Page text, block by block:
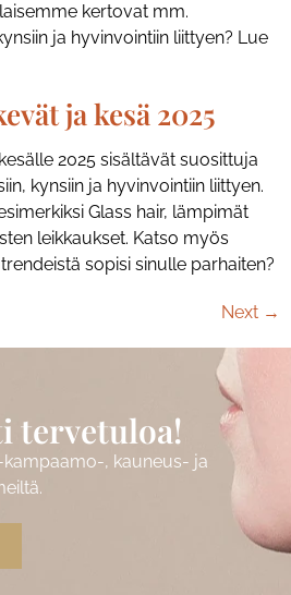
kertovat mm.
ja hyvinvointiin liittyen? Lue
ja kesä 2025
2025 sisältävät suosittuja
kynsiin ja hyvinvointiin liittyen.
Glass hair, lämpimät
leikkaukset. Katso myös
sopisi sinulle parhaiten?
Next →
tervetuloa!
, kauneus- ja